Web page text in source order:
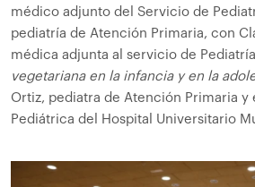
médico adjunto del Servicio de
pediatría de Atención Primaria, con
médica adjunta al servicio de
vegetariana en la infancia y en la
Ortiz, pediatra de Atención Primaria y
Pediátrica del Hospital Universitario